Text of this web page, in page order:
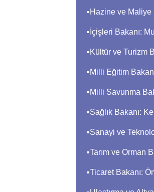
▪︎Hazine ve Maliye
▪︎İçişleri Bakanı:
▪︎Kültür ve Turizm
▪︎Milli Eğitim
▪︎Milli Savunma
▪︎Sağlık Bakanı:
▪︎Sanayi ve
▪︎Tarım ve Orman
▪︎Ticaret Bakanı: